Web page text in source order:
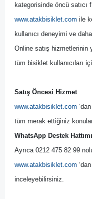
kategorisinde öncü
www.atakbisiklet.com ile
kullanıcı deneyimi ve
Online satış hizmetlerinin
tüm bisiklet kullanıcıları
Satış Öncesi Hizmet
www.atakbisiklet.com
tüm merak ettiğiniz
WhatsApp Destek
Ayrıca 0212 475 82 99
www.atakbisiklet.com
inceleyebilirsiniz.